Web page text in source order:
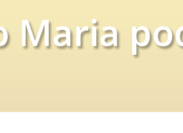
Maria